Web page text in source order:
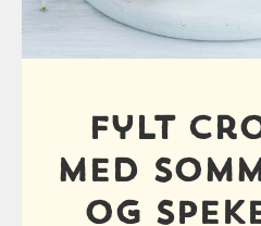
Fylt
med
og